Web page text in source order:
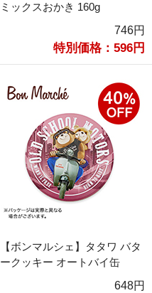
ミックスおかき 160g
746円
特別価格：596円
【ボンマルシェ】タタワ バタ
ークッキー オートバイ缶
648円